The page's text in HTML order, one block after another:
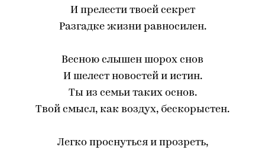
И прелести твоей секрет
Разгадке жизни равносилен.
Весною слышен шорох снов
И шелест новостей и истин.
Ты из семьи таких основ.
Твой смысл, как воздух, бескорыстен.
Легко проснуться и прозреть,